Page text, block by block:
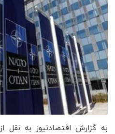
به گزارش اقتصادنیوز به نقل